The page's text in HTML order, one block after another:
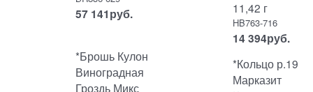
57 141руб. 11,42 г
HB763-716
14 394руб.
*Брошь Кулон
Виноградная
Гроздь Микс
*Кольцо р.19
Марказит